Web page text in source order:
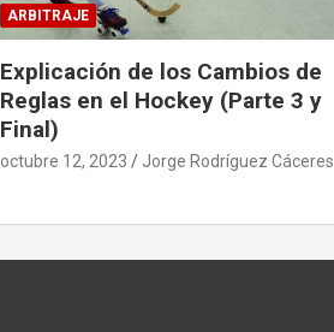
ARBITRAJE
Explicación de los Cambios de
Reglas en el Hockey (Parte 3 y
Final)
octubre 12, 2023 Jorge Rodríguez Cáceres